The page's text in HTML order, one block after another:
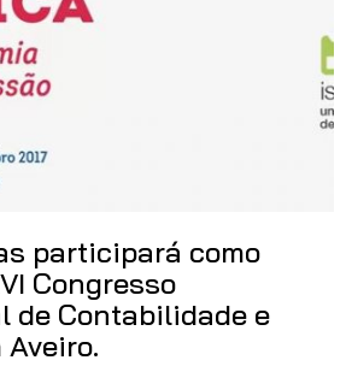
participará como
Congresso
de Contabilidade e